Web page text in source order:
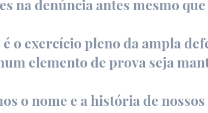
na denúncia antes mesmo
exercício pleno da ampla
elemento de prova seja
o nome e a história de